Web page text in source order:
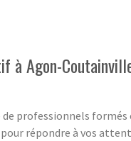
à Agon-
de professionnels
répondre à vos